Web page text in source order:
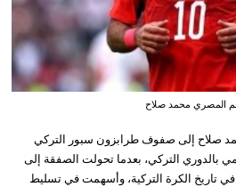
المصري محمد صلاح
صلاح إلى صفوف طرابزون سبور التركي
بالدوري التركي، بعدما تحولت الصفقة إلى
في تاريخ الكرة التركية، وأسهمت في تسليط